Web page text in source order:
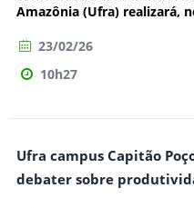
Amazônia (Ufra) realizará,
23/02/26
10h27
Ufra campus Capitão
debater sobre